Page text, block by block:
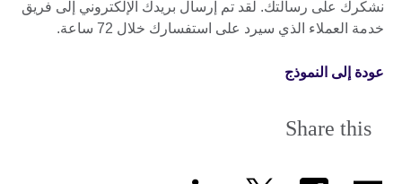
نشكرك على رسالتك. لقد تم إرسال بريدك الإلكتروني إلى فريق
خدمة العملاء الذي سيرد على استفسارك خلال 72 ساعة.
عودة إلى النموذج
Share this